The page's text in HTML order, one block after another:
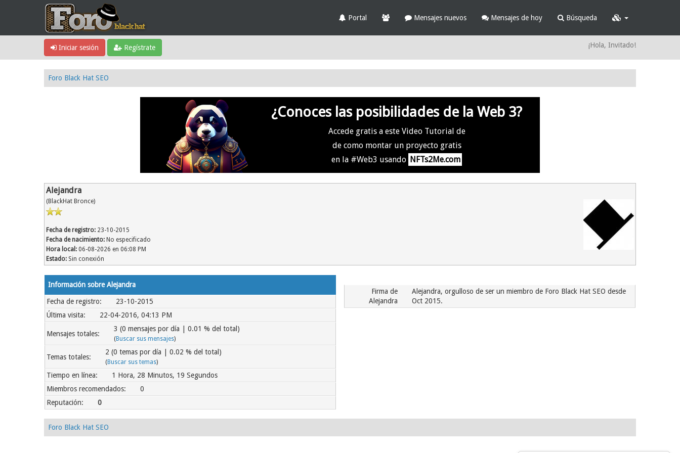
Portal Mensajes nuevos Mensajes de hoy Búsqueda
Iniciar sesión Regístrate ¡Hola, Invitado!
Foro Black Hat SEO
¿Conoces las posibilidades de la Web 3?
Accede gratis a este Video Tutorial de
de como montar un proyecto gratis
en la #Web3 usando NFTs2Me.com
Alejandra
(BlackHat Bronce)
Fecha de registro: 23-10-2015
Fecha de nacimiento: No especificado
Hora local: 06-08-2026 en 06:08 PM
Estado: Sin conexión
Información sobre Alejandra
Fecha de registro:
23-10-2015
Última visita:
22-04-2016, 04:13 PM
Mensajes totales:
3 (0 mensajes por día | 0.01 % del total)
(Buscar sus mensajes)
Temas totales:
2 (0 temas por día | 0.02 % del total)
(Buscar sus temas)
Tiempo en línea:
1 Hora, 28 Minutos, 19 Segundos
Miembros recomendados:
0
Reputación:
0
Firma de
Alejandra
Alejandra, orgulloso de ser un miembro de Foro Black Hat SEO desde
Oct 2015.
Foro Black Hat SEO